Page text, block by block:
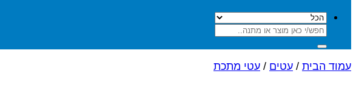
חיפוש
עמוד הבית / עטים / עטי מתכת